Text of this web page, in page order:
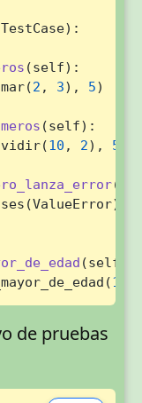
(self):
2 , 3), 5)
(self):
10 , 2), 5
(
(self
18
de pruebas